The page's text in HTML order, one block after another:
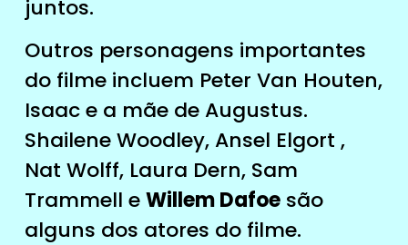
juntos.
Outros personagens importantes
do filme incluem Peter Van Houten,
Isaac e a mãe de Augustus.
Shailene Woodley, Ansel Elgort ,
Nat Wolff, Laura Dern, Sam
Trammell eWillem Dafoesão
alguns dos atores do filme.